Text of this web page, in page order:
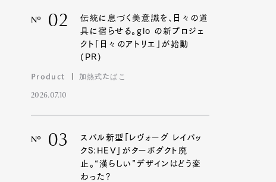
Nº 02
伝統に息づく美意識を、日々の道
具に宿らせる。glo の新プロジェ
クト「日々のアトリエ」が始動
(PR)
Product 加熱式たばこ
2026.07.10
Nº 03
スバル新型「レヴォーグ レイバッ
クS:HEV」がターボダクト廃
止。“漢らしい”デザインはどう変
わった?